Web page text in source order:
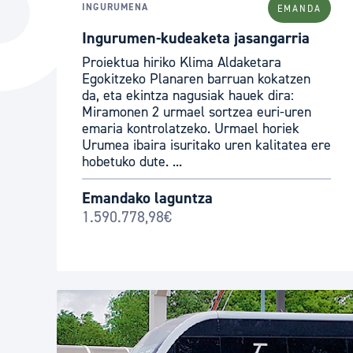
Hiria
Hiria orain
Hiria ezagutu
Etorkizuneko hiria
Albisteak
Abisuak
INGURUMENA EMANDA
Ingurumen-kudeaketa jasangarria
Proiektua hiriko Klima Aldaketara
Egokitzeko Planaren barruan kokatzen
da, eta ekintza nagusiak hauek dira:
Miramonen 2 urmael sortzea euri-uren
emaria kontrolatzeko. Urmael horiek
Urumea ibaira isuritako uren kalitatea ere
hobetuko dute. ...
Emandako laguntza
1.590.778,98€